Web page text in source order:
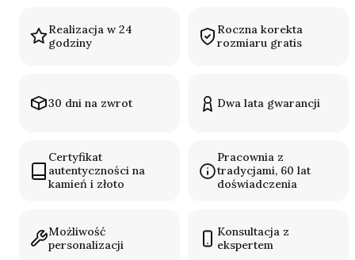
Realizacja w 24
godziny
Roczna korekta
rozmiaru gratis
30 dni na zwrot Dwa lata gwarancji
Certyfikat
autentyczności na
kamień i złoto
Pracownia z
tradycjami, 60 lat
doświadczenia
Możliwość
personalizacji
Konsultacja z
ekspertem